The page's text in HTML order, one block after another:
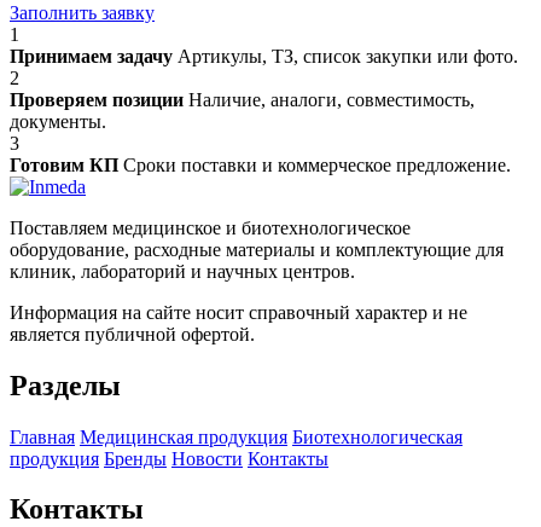
Заполнить заявку
1
Принимаем задачу Артикулы, ТЗ, список закупки или фото.
2
Проверяем позиции Наличие, аналоги, совместимость,
документы.
3
Готовим КП Сроки поставки и коммерческое предложение.
Поставляем медицинское и биотехнологическое
оборудование, расходные материалы и комплектующие для
клиник, лабораторий и научных центров.
Информация на сайте носит справочный характер и не
является публичной офертой.
Разделы
Главная Медицинская продукция Биотехнологическая
продукция Бренды Новости Контакты
Контакты